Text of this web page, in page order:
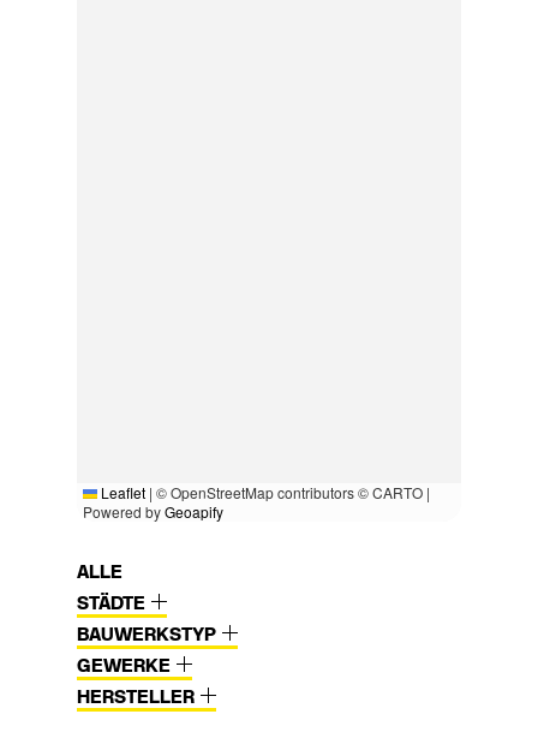
Leaflet | © OpenStreetMap contributors © CARTO |
Powered byGeoapify
ALLE
STÄDTE
BAUWERKSTYP
GEWERKE
HERSTELLER